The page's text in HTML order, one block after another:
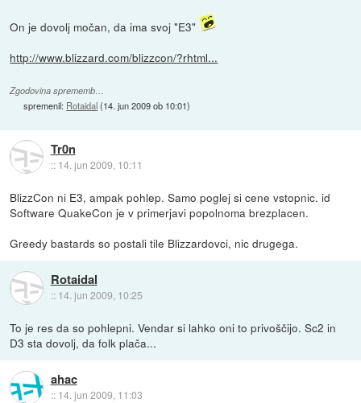
On je dovolj močan, da ima svoj "E3"
http://www.blizzard.com/blizzcon/?rhtml...
Zgodovina sprememb…
spremenil: Rotaidal(14. jun 2009 ob 10:01)
Tr0n
:: 14. jun 2009, 10:11
BlizzCon ni E3, ampak pohlep. Samo poglej si cene vstopnic. id
Software QuakeCon je v primerjavi popolnoma brezplacen.
Greedy bastards so postali tile Blizzardovci, nic drugega.
Rotaidal
:: 14. jun 2009, 10:25
To je res da so pohlepni. Vendar si lahko oni to privoščijo. Sc2 in
D3 sta dovolj, da folk plača...
ahac
:: 14. jun 2009, 11:03